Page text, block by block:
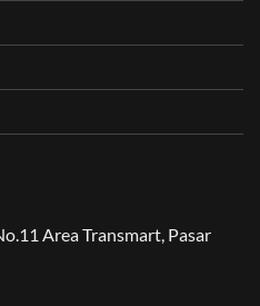
Area Transmart, Pasar